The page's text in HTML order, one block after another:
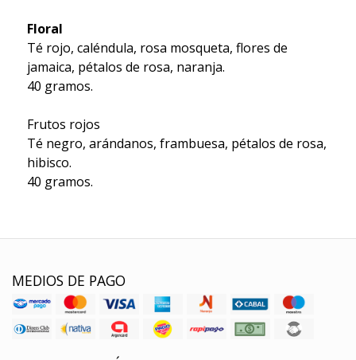
Floral
Té rojo, caléndula, rosa mosqueta, flores de
jamaica, pétalos de rosa, naranja.
40 gramos.
Frutos rojos
Té negro, arándanos, frambuesa, pétalos de rosa,
hibisco.
40 gramos.
MEDIOS DE PAGO